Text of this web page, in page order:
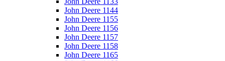
John Deere 1144
John Deere 1155
John Deere 1156
John Deere 1157
John Deere 1158
John Deere 1165